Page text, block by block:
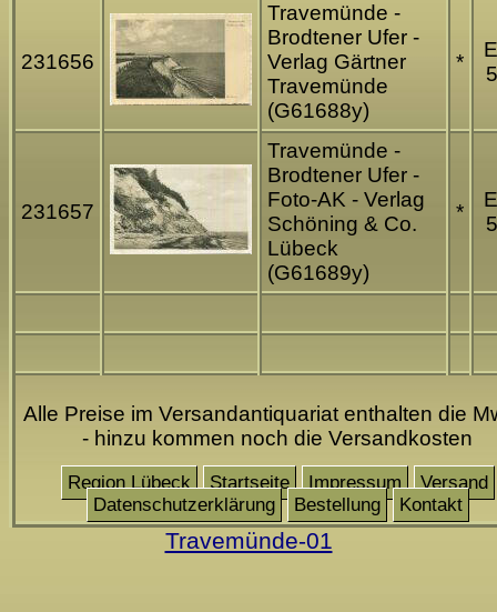
231656
Travemünde -
Brodtener Ufer -
Verlag Gärtner
Travemünde
(G61688y)
*
231657
Travemünde -
Brodtener Ufer -
Foto-AK - Verlag
Schöning & Co.
Lübeck
(G61689y)
*
Alle Preise im Versandantiquariat enthalten die
- hinzu kommen noch die Versandkosten
Region Lübeck Startseite Impressum
Versand
Datenschutzerklärung
Bestellung Kontakt
Travemünde-01